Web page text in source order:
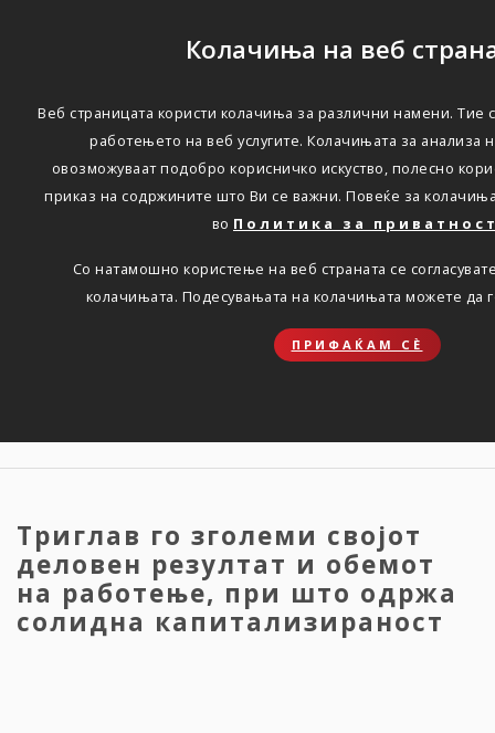
Колачиња на веб
Веб страницата користи колачиња за различни намени. Тие
работењето на веб услугите. Колачињата за анализа
овозможуваат подобро корисничко искуство, полесно
приказ на содржините што Ви се важни. Повеќе за
во Политика за
Со натамошно користење на веб страната се
колачињата. Подесувањата на колачињата можете да
ПРИФАЌАМ СЀ
Многу добри резултати
на Групација Триглав во
2025 година, со
планирано натамошно
профитабилно работење
во 2026 година
Триглав го зголеми својот
деловен резултат и обемот
на работење, при што одржа
солидна капитализираност